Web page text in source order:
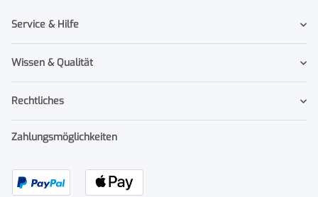
Service & Hilfe
Wissen & Qualität
Rechtliches
Zahlungsmöglichkeiten